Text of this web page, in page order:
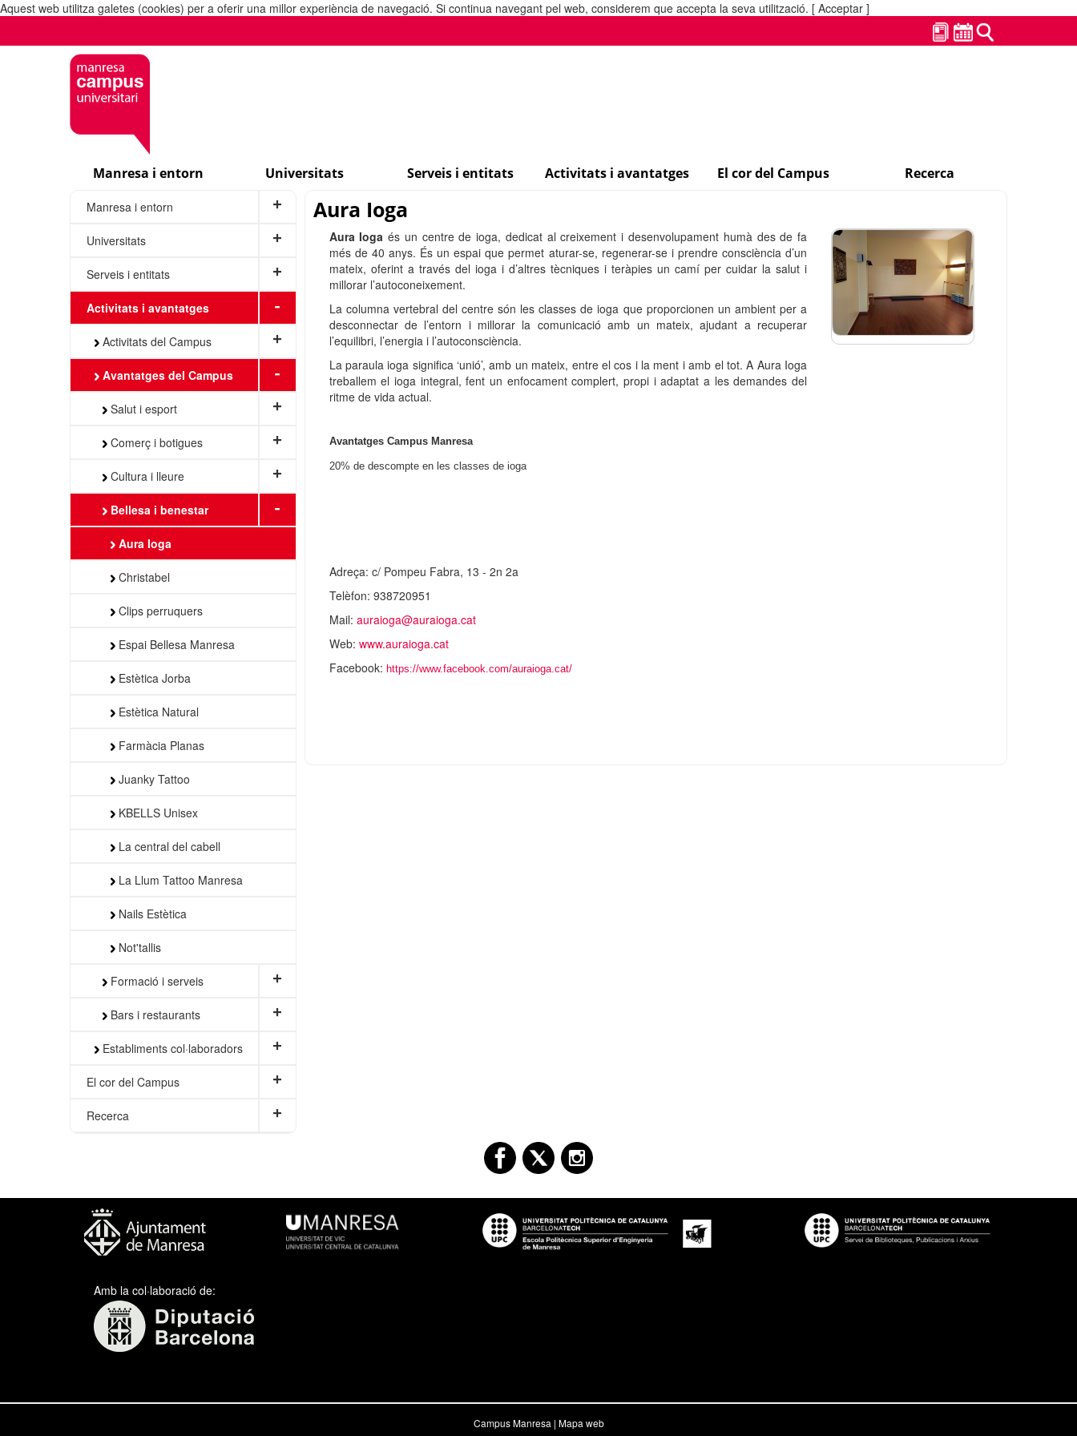
Aquest web utilitza galetes (cookies) per a oferir una millor experiència de navegació. Si continua navegant pel web, considerem que accepta la seva utilització. [ Acceptar ]
Manresa i entorn Universitats Serveis i entitats Activitats i avantatges El cor del Campus Recerca
Manresa i entorn +
Universitats +
Serveis i entitats +
Activitats i avantatges -
Activitats del Campus +
Avantatges del Campus -
Salut i esport +
Comerç i botigues +
Cultura i lleure +
Bellesa i benestar -
Aura Ioga
Christabel
Clips perruquers
Espai Bellesa Manresa
Estètica Jorba
Estètica Natural
Farmàcia Planas
Juanky Tattoo
KBELLS Unisex
La central del cabell
La Llum Tattoo Manresa
Nails Estètica
Not'tallis
Formació i serveis +
Bars i restaurants +
Establiments col·laboradors +
El cor del Campus +
Recerca +
Aura Ioga
Aura Ioga és un centre de ioga, dedicat al creixement i desenvolupament humà des de fa
més de 40 anys. És un espai que permet aturar-se, regenerar-se i prendre consciència d’un
mateix, oferint a través del ioga i d’altres tècniques i teràpies un camí per cuidar la salut i
millorar l’autoconeixement.
La columna vertebral del centre són les classes de ioga que proporcionen un ambient per a
desconnectar de l’entorn i millorar la comunicació amb un mateix, ajudant a recuperar
l’equilibri, l’energia i l’autoconsciència.
La paraula ioga significa ‘unió’, amb un mateix, entre el cos i la ment i amb el tot. A Aura Ioga
treballem el ioga integral, fent un enfocament complert, propi i adaptat a les demandes del
ritme de vida actual.
Avantatges Campus Manresa
20% de descompte en les classes de ioga
Adreça: c/ Pompeu Fabra, 13 - 2n 2a
Telèfon: 938720951
Mail: auraioga@auraioga.cat
Web: www.auraioga.cat
Facebook: https://www.facebook.com/auraioga.cat/
Amb la col·laboració de:
Campus Manresa | Mapa web